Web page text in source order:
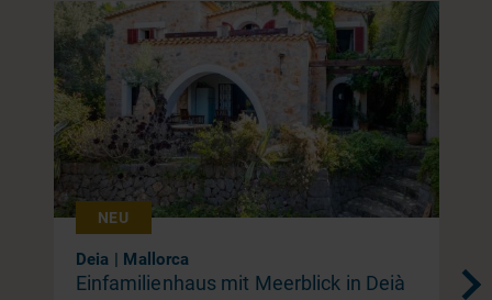
NEU
Deia | Mallorca
Einfamilienhaus mit Meerblick in Deià